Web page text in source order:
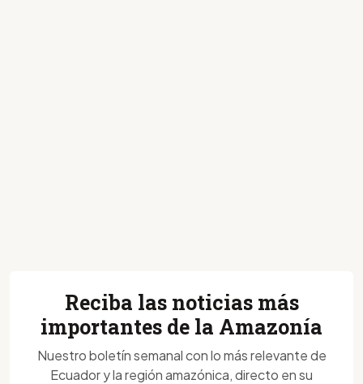
Reciba las noticias más
importantes de la Amazonía
Nuestro boletín semanal con lo más relevante de
Ecuador y la región amazónica, directo en su